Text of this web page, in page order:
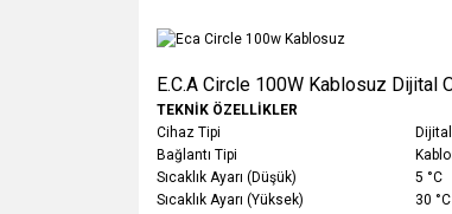
E.C.A Circle 100W Kablosuz Dijital
TEKNİK ÖZELLİKLER
Cihaz Tipi
Dijital
Bağlantı Tipi
Sıcaklık Ayarı (Düşük)
5 °C
Sıcaklık Ayarı (Yüksek)
30 °C